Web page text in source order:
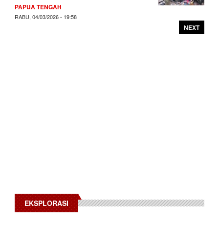
PAPUA TENGAH
RABU, 04/03/2026 - 19:58
NEXT
EKSPLORASI